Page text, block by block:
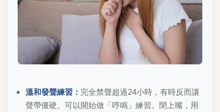
溫和發聲練習： 完全禁聲超過24小時，有時反而讓
聲帶僵硬。可以開始做「哼鳴」練習。閉上嘴，用